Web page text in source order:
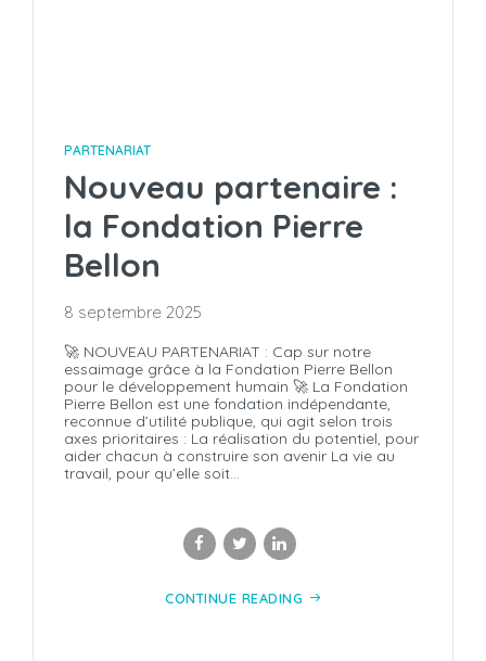
PARTENARIAT
Nouveau partenaire :
la Fondation Pierre
Bellon
8 septembre 2025
🚀 NOUVEAU PARTENARIAT : Cap sur notre
essaimage grâce à la Fondation Pierre Bellon
pour le développement humain 🚀 La Fondation
Pierre Bellon est une fondation indépendante,
reconnue d’utilité publique, qui agit selon trois
axes prioritaires : La réalisation du potentiel, pour
aider chacun à construire son avenir La vie au
travail, pour qu’elle soit...
CONTINUE READING